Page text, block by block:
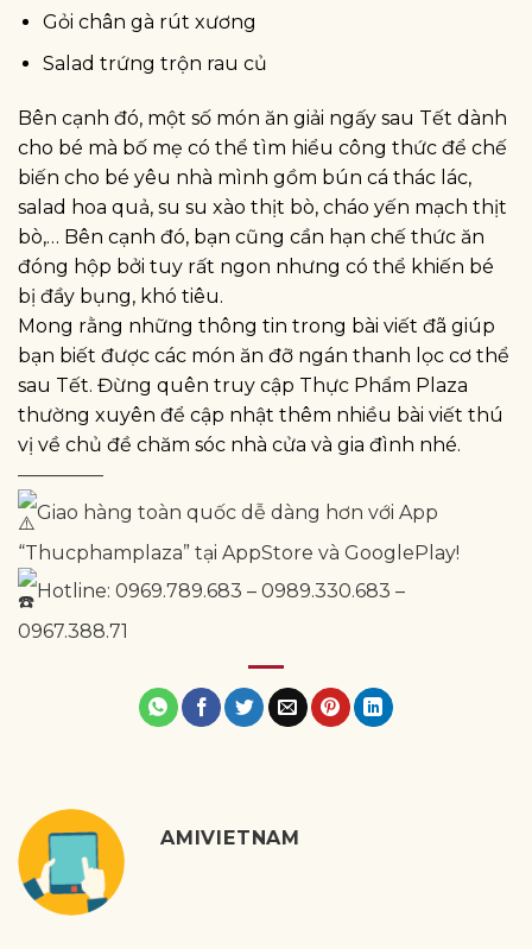
Gỏi chân gà rút xương
Salad trứng trộn rau củ
Bên cạnh đó, một số món ăn giải ngấy sau Tết dành
cho bé mà bố mẹ có thể tìm hiểu công thức để chế
biến cho bé yêu nhà mình gồm bún cá thác lác,
salad hoa quả, su su xào thịt bò, cháo yến mạch thịt
bò,… Bên cạnh đó, bạn cũng cần hạn chế thức ăn
đóng hộp bởi tuy rất ngon nhưng có thể khiến bé
bị đầy bụng, khó tiêu.
Mong rằng những thông tin trong bài viết đã giúp
bạn biết được các món ăn đỡ ngán thanh lọc cơ thể
sau Tết. Đừng quên truy cập Thực Phẩm Plaza
thường xuyên để cập nhật thêm nhiều bài viết thú
vị về chủ đề chăm sóc nhà cửa và gia đình nhé.
————–
Giao hàng toàn quốc dễ dàng hơn với App
“Thucphamplaza” tại AppStore và GooglePlay!
Hotline: 0969.789.683 – 0989.330.683 –
0967.388.71
AMIVIETNAM